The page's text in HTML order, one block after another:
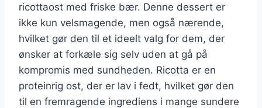
ricottaost med friske bær. Denne dessert er
ikke kun velsmagende, men også nærende,
hvilket gør den til et ideelt valg for dem, der
ønsker at forkæle sig selv uden at gå på
kompromis med sundheden. Ricotta er en
proteinrig ost, der er lav i fedt, hvilket gør den
til en fremragende ingrediens i mange sundere